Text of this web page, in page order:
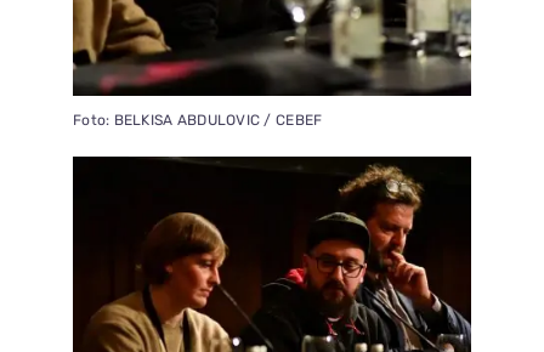
Foto: BELKISA ABDULOVIC / CEBEF